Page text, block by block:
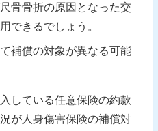
骨骨折の原因となった交
できるでしょう。
補償の対象が異なる可能
している任意保険の約款
が人身傷害保険の補償対